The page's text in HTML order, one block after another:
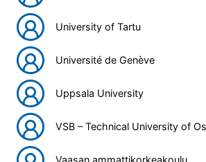
University of Tartu
Université de Genève
Uppsala University
VSB – Technical University of
Vaasan ammattikorkeakoulu